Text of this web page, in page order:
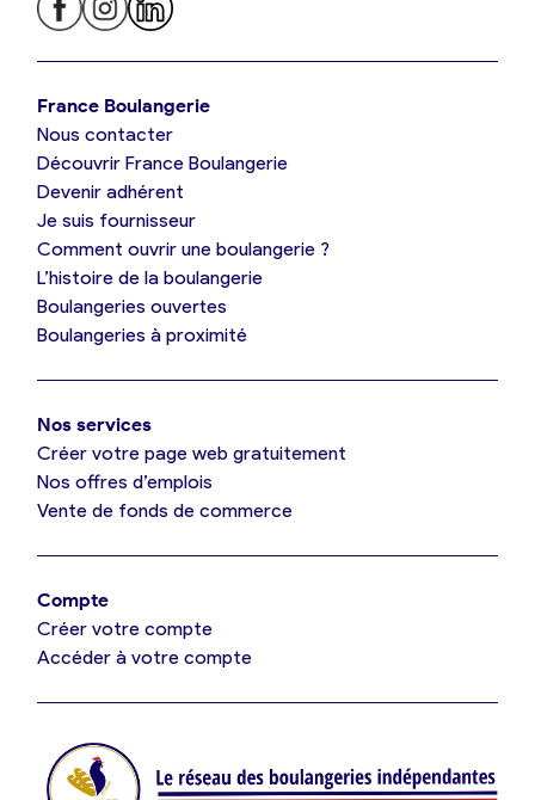
Je trouve ma boulangerie
Je suis boulanger
Je découvre France Boulangerie
Mes tarifs
Je référence ma boulangerie (gratuit)
Offres d’emploi
Je suis fournisseur
France Boulangerie
Nous contacter
Découvrir France Boulangerie
Devenir adhérent
Je suis fournisseur
Comment ouvrir une boulangerie ?
L’histoire de la boulangerie
Boulangeries ouvertes
Boulangeries à proximité
Nos services
Créer votre page web gratuitement
Nos offres d’emplois
Vente de fonds de commerce
Compte
Créer votre compte
Accéder à votre compte